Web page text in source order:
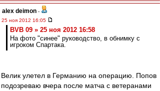
alex deimon -
25 ноя 2012 16:05
BVB 09 » 25 ноя 2012 16:58
На фото "синее" руководство, в обнимку с
игроком Спартака.
Велик улетел в Германию на операцию. Попов
подозреваю вчера после матча с ветеранами